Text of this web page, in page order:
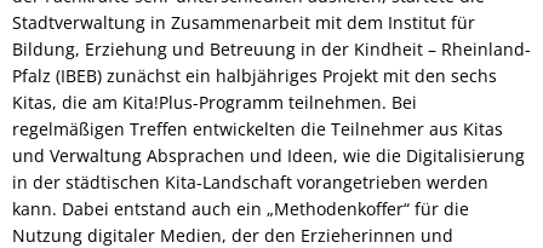
Stadtverwaltung in Zusammenarbeit mit dem Institut für
Bildung, Erziehung und Betreuung in der Kindheit – Rheinland-
Pfalz (IBEB) zunächst ein halbjähriges Projekt mit den sechs
Kitas, die am Kita!Plus-Programm teilnehmen. Bei
regelmäßigen Treffen entwickelten die Teilnehmer aus Kitas
und Verwaltung Absprachen und Ideen, wie die Digitalisierung
in der städtischen Kita-Landschaft vorangetrieben werden
kann. Dabei entstand auch ein „Methodenkoffer“ für die
Nutzung digitaler Medien, der den Erzieherinnen und